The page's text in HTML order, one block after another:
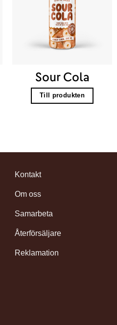
Sour Cola
Till produkten
Kontakt
Om oss
Samarbeta
Återförsäljare
Reklamation